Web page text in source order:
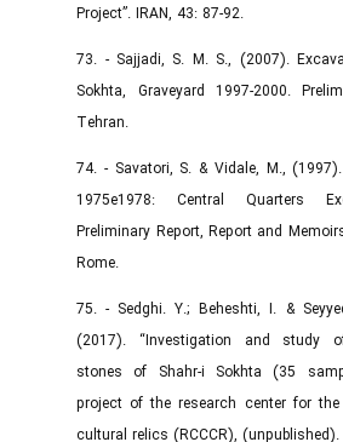
Project”. IRAN, 43: 87-92.
73. - Sajjadi, S. M. S., (2007).
Sokhta, Graveyard 1997-2000.
Tehran.
74. - Savatori, S. & Vidale, M.,
1975e1978: Central Quarters
Preliminary Report, Report and
Rome.
75. - Sedghi. Y.; Beheshti, I. &
(2017). “Investigation and study
stones of Shahr-i Sokhta (35
project of the research center for
cultural relics (RCCCR), (unpublished).